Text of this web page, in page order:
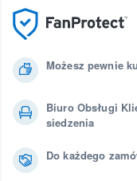
Możesz pewnie
Biuro Obsługi
siedzenia
Do każdego